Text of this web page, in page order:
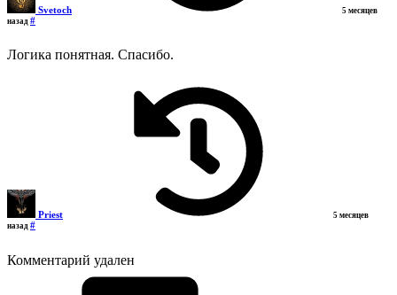
Svetoch
5 месяцев
назад #
Логика понятная. Спасибо.
Priest
5 месяцев
назад #
Комментарий удален